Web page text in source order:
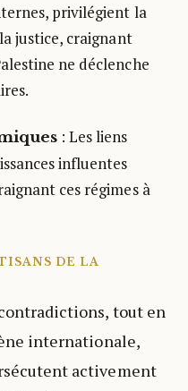
privilégient la
justice, craignant
ne déclenche
: Les liens
influentes
ces régimes à
DE LA
tout en
internationale,
activement